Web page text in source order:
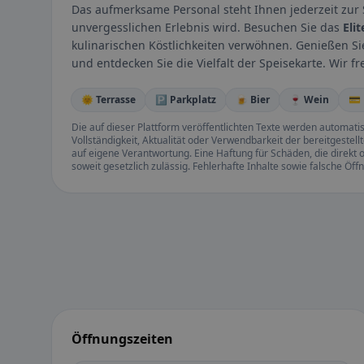
Das aufmerksame Personal steht Ihnen jederzeit
unvergesslichen Erlebnis wird. Besuchen Sie das
kulinarischen Köstlichkeiten verwöhnen. Genießen
und entdecken Sie die Vielfalt der Speisekarte. Wir
🌞 Terrasse 🅿️ Parkplatz 🍺 Bier 🍷 Wein
💳
Die auf dieser Plattform veröffentlichten Texte werden
Vollständigkeit, Aktualität oder Verwendbarkeit der
auf eigene Verantwortung. Eine Haftung für Schäden, die
soweit gesetzlich zulässig. Fehlerhafte Inhalte sowie falsche
Öffnungszeiten